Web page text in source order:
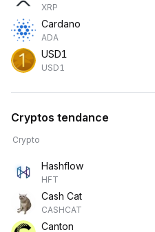
XRP
Cardano
ADA
USD1
USD1
Cryptos tendance
Crypto
Hashflow
HFT
Cash Cat
CASHCAT
Canton